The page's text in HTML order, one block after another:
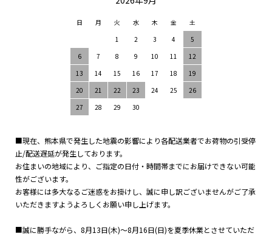
日 月 火 水 木 金
土
1
2 3 4
5
6
7 8 9 10 11
12
13
14 15 16 17 18
19
20
21 22 23 24 25
26
27
28 29 30
■現在、熊本県で発生した地震の影響により各配送業者でお荷物の引受停
止/配送遅延が発生しております。
お住まいの地域により、ご指定の日付・時間帯までにお届けできない可能
性がございます。
お客様には多大なるご迷惑をお掛けし、誠に申し訳ございませんがご了承
いただきますようよろしくお願い申し上げます。
■誠に勝手ながら、8月13日(木)～8月16日(日)を夏季休業とさせていただ